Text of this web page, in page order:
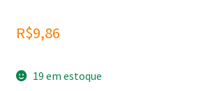
R$9,86
19 em estoque